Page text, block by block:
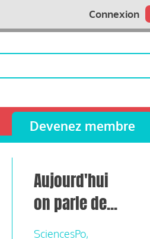
Connexion
Devenez membre
Aujourd'hui
on parle de...
SciencesPo,